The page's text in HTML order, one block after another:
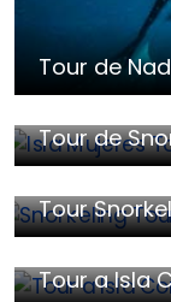
Tour de
Tour de
Tour
Tour a Isla